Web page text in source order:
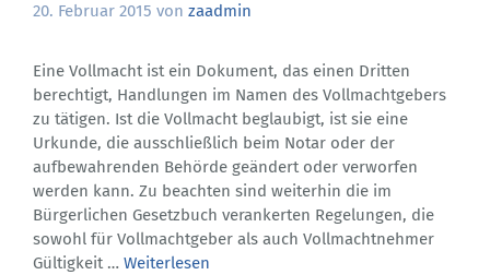
20. Februar 2015 von zaadmin
Eine Vollmacht ist ein Dokument, das einen Dritten
berechtigt, Handlungen im Namen des Vollmachtgebers
zu tätigen. Ist die Vollmacht beglaubigt, ist sie eine
Urkunde, die ausschließlich beim Notar oder der
aufbewahrenden Behörde geändert oder verworfen
werden kann. Zu beachten sind weiterhin die im
Bürgerlichen Gesetzbuch verankerten Regelungen, die
sowohl für Vollmachtgeber als auch Vollmachtnehmer
Gültigkeit … Weiterlesen